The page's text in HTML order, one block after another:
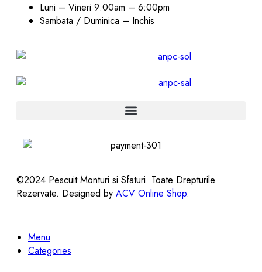
Luni – Vineri 9:00am – 6:00pm
Sambata / Duminica – Inchis
©2024 Pescuit Monturi si Sfaturi. Toate Drepturile
Rezervate. Designed by ACV Online Shop.
Menu
Categories